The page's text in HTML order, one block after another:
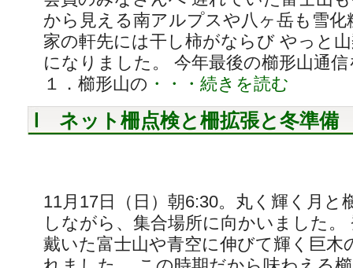
から見える南アルプスや八ヶ岳も雪
家の軒先には干し柿がならび やっと
になりました。 今年最後の櫛形山通
１．櫛形山の ・・・続きを読む
ネット柵点検と柵拡張と冬準
11月17日（日）朝6:30。丸く輝く月と
しながら、集合場所に向かいました。
戴いた富士山や青空に伸びて輝く巨木